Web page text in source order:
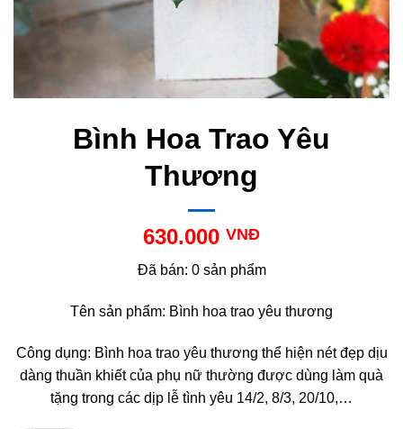
Bình Hoa Trao Yêu
Thương
630.000 VNĐ
Đã bán: 0 sản phẩm
Tên sản phẩm: Bình hoa trao yêu thương
Công dụng: Bình hoa trao yêu thương thể hiện nét đẹp dịu
dàng thuần khiết của phụ nữ thường được dùng làm quà
tặng trong các dịp lễ tình yêu 14/2, 8/3, 20/10,…